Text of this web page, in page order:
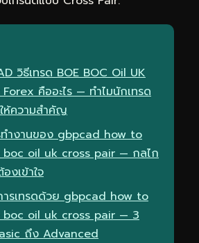
วิธีเทรด BOE BOC Oil UK
คืออะไร — ทำไมนักเทรด
ห้ความสำคัญ
ำงานของ gbpcad how to
oil uk cross pair — กลไก
งเข้าใจ
รเทรดด้วย gbpcad how to
oil uk cross pair — 3
ถึง Advanced